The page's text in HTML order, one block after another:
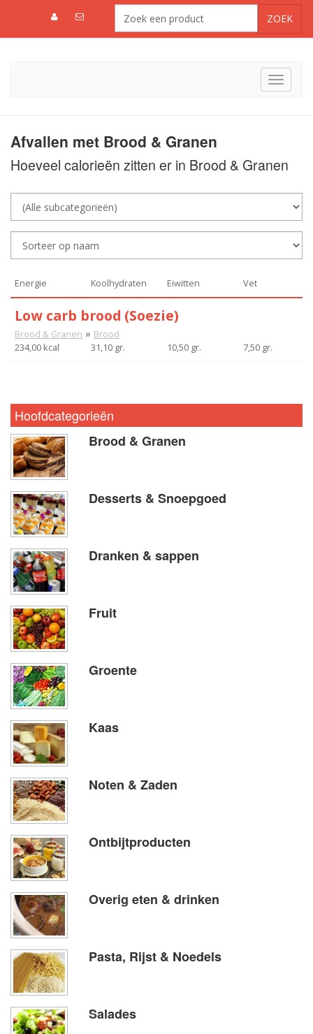
Toggle
Afvallen met Brood & Granen
Hoeveel calorieën zitten er in Brood & Granen
Energie Koolhydraten Eiwitten Vet
Low carb brood (Soezie)
Brood & Granen » Brood
234,00 kcal
31,10 gr. 10,50 gr. 7,50 gr.
Hoofdcategorieën
Brood & Granen
Desserts & Snoepgoed
Dranken & sappen
Fruit
Groente
Kaas
Noten & Zaden
Ontbijtproducten
Overig eten & drinken
Pasta, Rijst & Noedels
Salades